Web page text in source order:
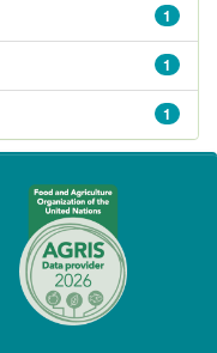
1
1
1